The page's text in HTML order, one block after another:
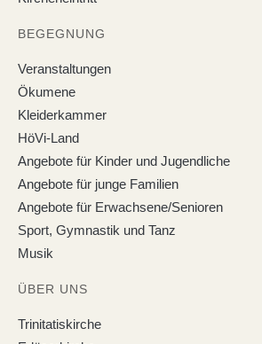
BEGEGNUNG
Veranstaltungen
Ökumene
Kleiderkammer
HöVi-Land
Angebote für Kinder und Jugendliche
Angebote für junge Familien
Angebote für Erwachsene/Senioren
Sport, Gymnastik und Tanz
Musik
ÜBER UNS
Trinitatiskirche